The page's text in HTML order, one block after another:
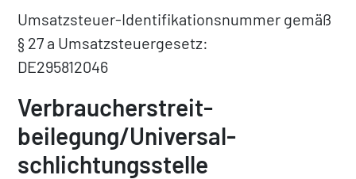
Umsatzsteuer-Identifikationsnummer gemäß
§ 27 a Umsatzsteuergesetz:
DE295812046
Verbraucher­streit­
beilegung/Universal­
schlichtungs­stelle